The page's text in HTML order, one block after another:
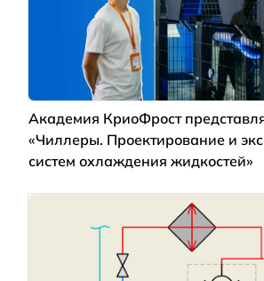
Академия КриоФрост
«Чиллеры. Проектирование и
систем охлаждения жидкостей»